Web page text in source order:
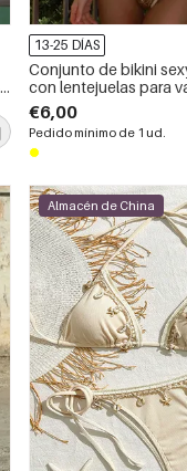
13-25 DÍAS
Conjunto de bikini
con lentejuelas para
la playa
€6,00
Pedido mínimo de 1 ud.
Almacén de China